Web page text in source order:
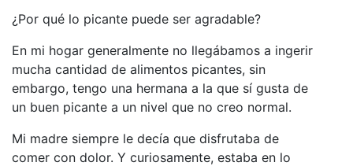
¿Por qué lo picante puede ser agradable?
En mi hogar generalmente no llegábamos a ingerir
mucha cantidad de alimentos picantes, sin
embargo, tengo una hermana a la que sí gusta de
un buen picante a un nivel que no creo normal.
Mi madre siempre le decía que disfrutaba de
comer con dolor. Y curiosamente, estaba en lo